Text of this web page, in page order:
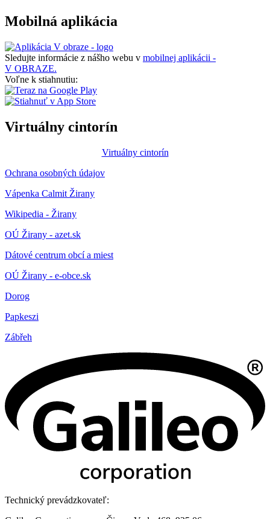
Mobilná aplikácia
Sledujte informácie z nášho webu v mobilnej aplikácii -
V OBRAZE.
Voľne k stiahnutiu:
Virtuálny cintorín
Virtuálny cintorín
Ochrana osobných údajov
Vápenka Calmit Žirany
Wikipedia - Žirany
OÚ Žirany - azet.sk
Dátové centrum obcí a miest
OÚ Žirany - e-obce.sk
Dorog
Papkeszi
Zábřeh
Technický prevádzkovateľ: